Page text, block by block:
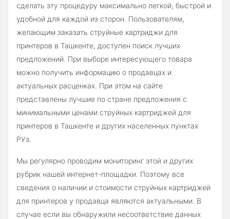
сделать эту процедуру максимально легкой, быстрой и
удобной для каждой из сторон. Пользователям,
желающим заказать струйные картриджи для
принтеров в Ташкенте, доступен поиск лучших
предложений. При выборе интересующего товара
можно получить информацию о продавцах и
актуальных расценках. При этом на сайте
представлены лучшие по стране предложения с
минимальными ценами струйных картриджей для
принтеров в Ташкенте и других населенных пунктах
РУз.
Мы регулярно проводим мониторинг этой и других
рубрик нашей интернет-площадки. Поэтому все
сведения о наличии и стоимости струйных картриджей
для принтеров у продавца являются актуальными. В
случае если вы обнаружили несоответствие данных